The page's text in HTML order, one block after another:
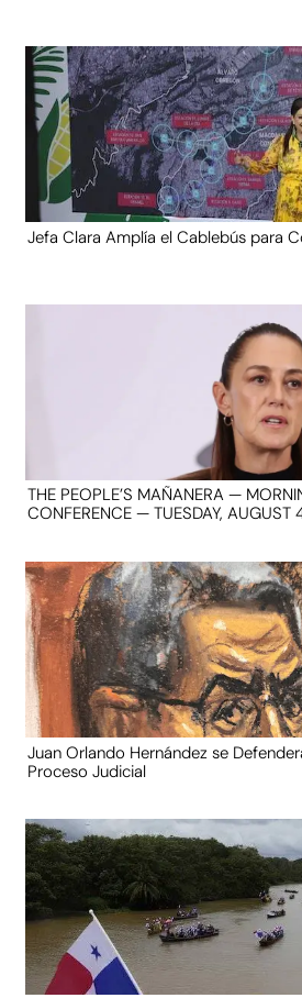
Jefa Clara Amplía el Cablebús para
THE PEOPLE’S MAÑANERA —
CONFERENCE — TUESDAY,
Juan Orlando Hernández se
Proceso Judicial